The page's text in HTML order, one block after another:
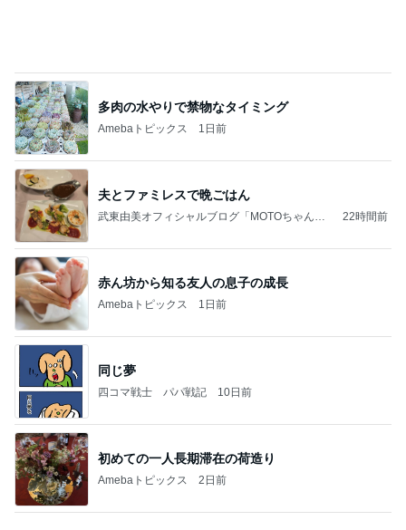
多肉の水やりで禁物なタイミング
Amebaトピックス 1日前
夫とファミレスで晩ごはん
武東由美オフィシャルブログ「MOTOちゃんと
22時間前
赤ん坊から知る友人の息子の成長
Amebaトピックス 1日前
同じ夢
四コマ戦士 パパ戦記 10日前
初めての一人長期滞在の荷造り
Amebaトピックス 2日前